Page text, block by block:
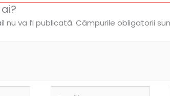
nu va fi publicată. Câmpurile obligatorii